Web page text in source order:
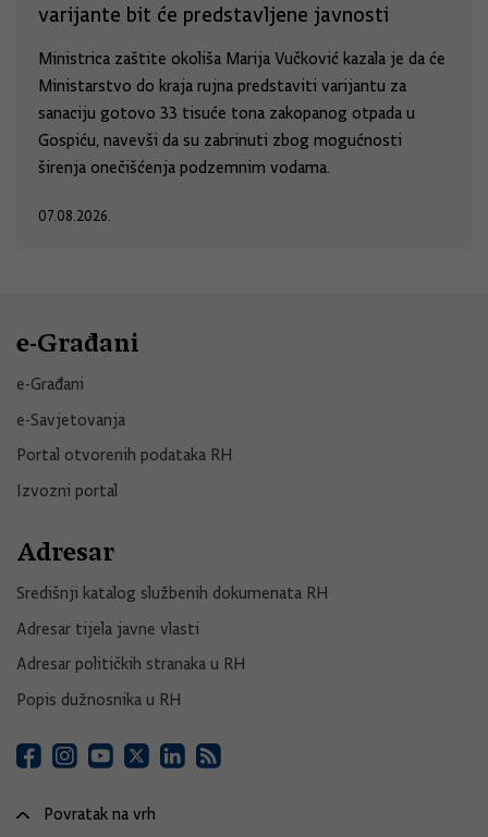
varijante bit će predstavljene javnosti
Ministrica zaštite okoliša Marija Vučković kazala je da će
Ministarstvo do kraja rujna predstaviti varijantu za
sanaciju gotovo 33 tisuće tona zakopanog otpada u
Gospiću, navevši da su zabrinuti zbog mogućnosti
širenja onečišćenja podzemnim vodama.
07.08.2026.
e-Građani
e-Građani
e-Savjetovanja
Portal otvorenih podataka RH
Izvozni portal
Adresar
Središnji katalog službenih dokumenata RH
Adresar tijela javne vlasti
Adresar političkih stranaka u RH
Popis dužnosnika u RH
Povratak na vrh